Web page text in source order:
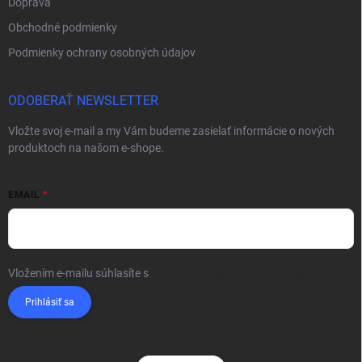
Doprava
Obchodné podmienky
Podmienky ochrany osobných údajov
ODOBERAŤ NEWSLETTER
Vložte svoj e-mail a my Vám budeme zasielať informácie o nových
produktoch na našom e-shope.
EMAIL
Vložením e-mailu súhlasíte s
Prihlásiť sa